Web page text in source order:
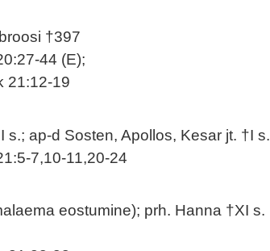
†397
44 (E);
21:12-19
s.; ap-d Sosten, Apollos, Kesar jt. †I s.
7,10-11,20-24
eostumine); prh. Hanna †XI s.